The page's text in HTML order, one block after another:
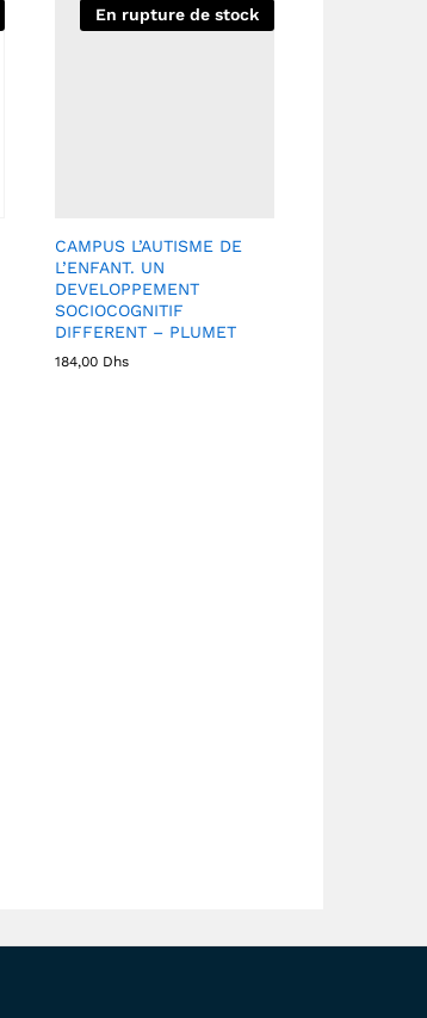
En rupture de stock
CAMPUS L’AUTISME DE
L’ENFANT. UN
DEVELOPPEMENT
SOCIOCOGNITIF
DIFFERENT – PLUMET
184,00 Dhs